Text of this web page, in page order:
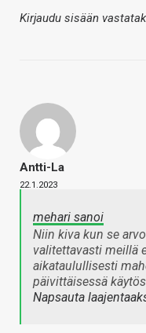
Kirjaudu sisään
Antti-La
22.1.2023
mehari sanoi
Niin kiva kun se
valitettavasti meillä
aikataulullisesti
päivittäisessä
Napsauta